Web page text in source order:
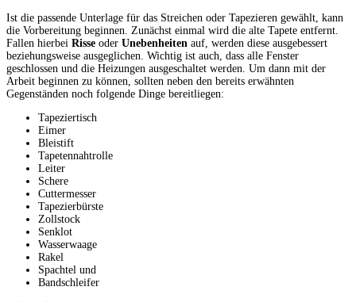
Ist die passende Unterlage für das Streichen oder Tapezieren gewählt, kann
die Vorbereitung beginnen. Zunächst einmal wird die alte Tapete entfernt.
Fallen hierbei Risse oder Unebenheiten auf, werden diese ausgebessert
beziehungsweise ausgeglichen. Wichtig ist auch, dass alle Fenster
geschlossen und die Heizungen ausgeschaltet werden. Um dann mit der
Arbeit beginnen zu können, sollten neben den bereits erwähnten
Gegenständen noch folgende Dinge bereitliegen:
Tapeziertisch
Eimer
Bleistift
Tapetennahtrolle
Leiter
Schere
Cuttermesser
Tapezierbürste
Zollstock
Senklot
Wasserwaage
Rakel
Spachtel und
Bandschleifer